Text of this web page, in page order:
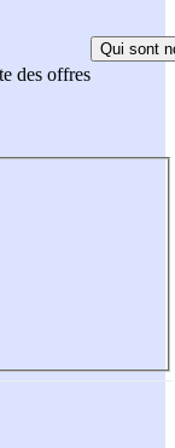
des offres
Qui sont